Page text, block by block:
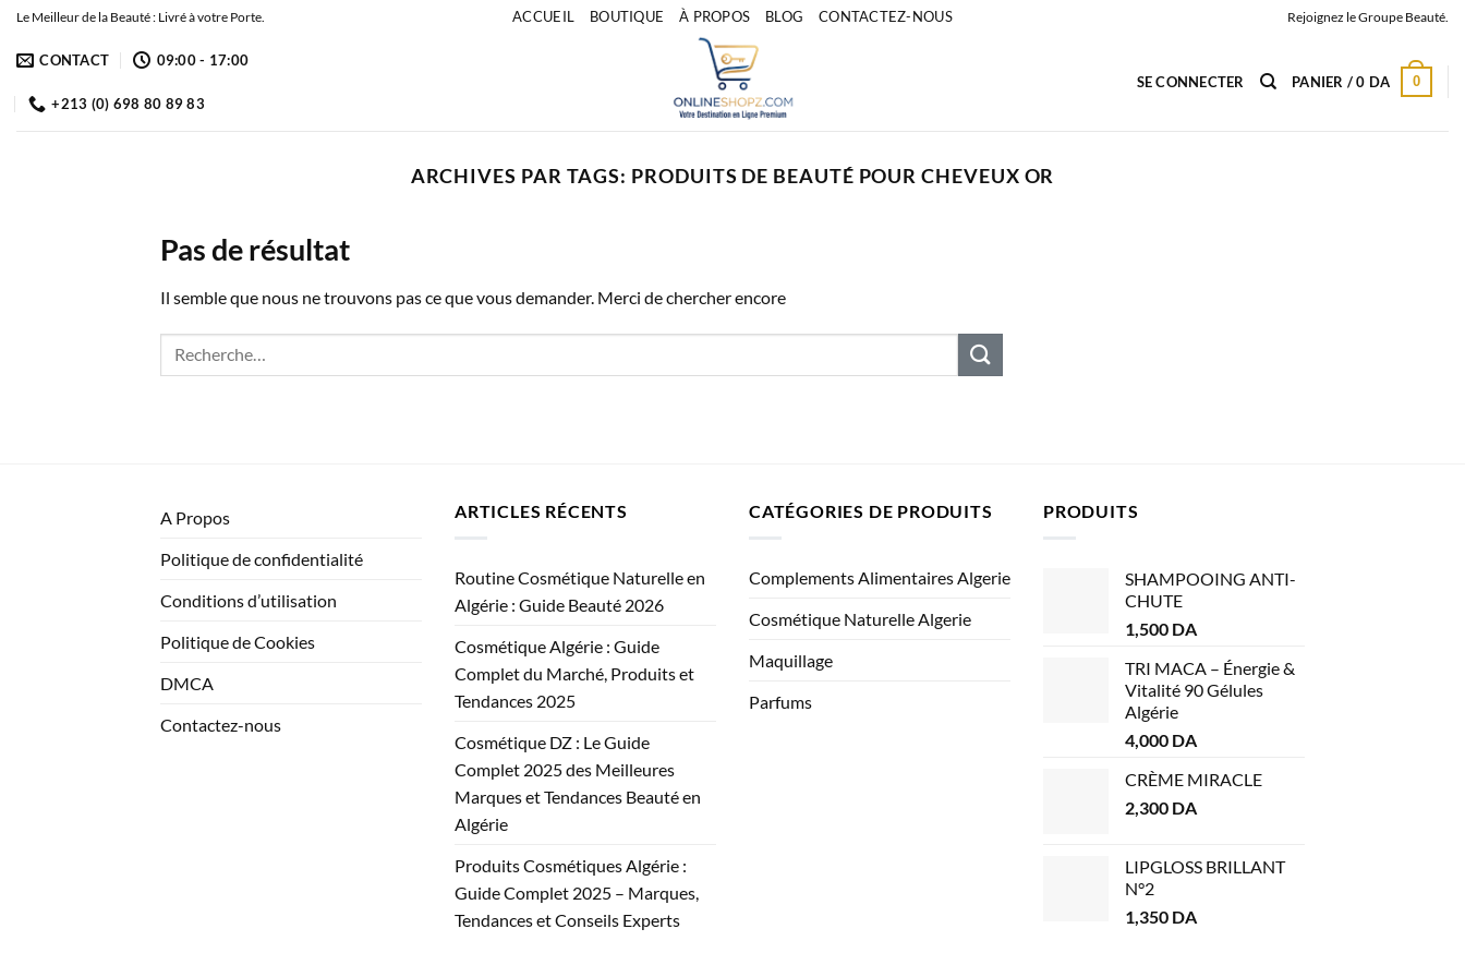
Passer
contenu
Le Meilleur de la Beauté : Livré à votre Porte. ACCUEIL BOUTIQUE À PROPOS BLOG CONTACTEZ-NOUS Rejoignez le Groupe Beauté.
CONTACT 09:00 - 17:00
+213 (0) 698 80 89 83
SE CONNECTER PANIER /0 DA 0
ARCHIVES PAR TAGS: PRODUITS DE BEAUTÉ POUR CHEVEUX OR
Pas de résultat
Il semble que nous ne trouvons pas ce que vous demander. Merci de chercher encore
A Propos
Politique de confidentialité
Conditions d’utilisation
Politique de Cookies
DMCA
Contactez-nous
ARTICLES RÉCENTS
Routine Cosmétique Naturelle en
Algérie : Guide Beauté 2026
Cosmétique Algérie : Guide
Complet du Marché, Produits et
Tendances 2025
Cosmétique DZ : Le Guide
Complet 2025 des Meilleures
Marques et Tendances Beauté en
Algérie
Produits Cosmétiques Algérie :
Guide Complet 2025 – Marques,
Tendances et Conseils Experts
CATÉGORIES DE PRODUITS
Complements Alimentaires Algerie
Cosmétique Naturelle Algerie
Maquillage
Parfums
PRODUITS
SHAMPOOING ANTI-
CHUTE
1,500 DA
TRI MACA – Énergie &
Vitalité 90 Gélules
Algérie
4,000 DA
CRÈME MIRACLE
2,300 DA
LIPGLOSS BRILLANT
N°2
1,350 DA